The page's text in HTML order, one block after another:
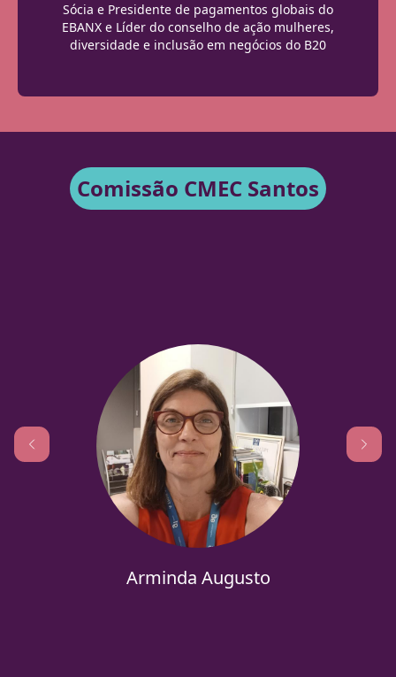
Sócia e Presidente de pagamentos globais do
EBANX e Líder do conselho de ação mulheres,
diversidade e inclusão em negócios do B20
Comissão CMEC Santos
Arminda Augusto